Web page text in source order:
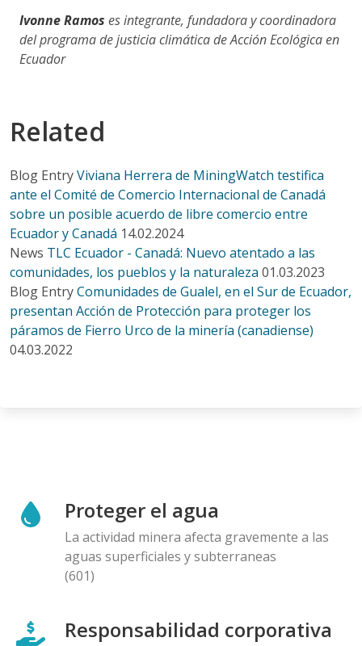
Ivonne Ramos es integrante, fundadora y coordinadora
del programa de justicia climática de Acción Ecológica en
Ecuador
Related
Blog EntryViviana Herrera de MiningWatch testifica
ante el Comité de Comercio Internacional de Canadá
sobre un posible acuerdo de libre comercio entre
Ecuador y Canadá 14.02.2024
News TLC Ecuador - Canadá: Nuevo atentado a las
comunidades, los pueblos y la naturaleza 01.03.2023
Blog EntryComunidades de Gualel, en el Sur de Ecuador,
presentan Acción de Protección para proteger los
páramos de Fierro Urco de la minería (canadiense)
04.03.2022
Proteger el agua
La actividad minera afecta gravemente a las
aguas superficiales y subterraneas
(601)
Responsabilidad corporativa